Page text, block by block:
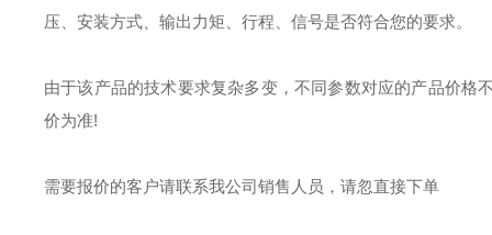
压、安装方式、输出力矩、行程、信号是否符合您的要求。
由于该产品的技术要求复杂多变，不同参数对应的产品价格
价为准!
需要报价的客户请联系我公司销售人员，请忽直接下单